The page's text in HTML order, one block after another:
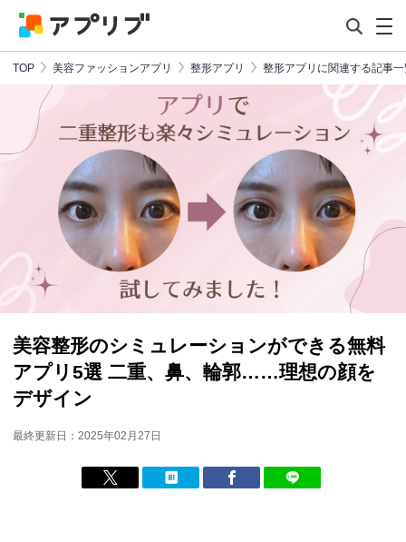
TOP 美容ファッションアプリ 整形アプリ 整形アプリに関連する記事
美容整形のシミュレーションができる無料
アプリ5選 二重、鼻、輪郭……理想の顔を
デザイン
最終更新日：2025年02月27日